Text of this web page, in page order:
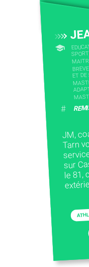
ET
#
JM,
Tarn
sur
le 81,